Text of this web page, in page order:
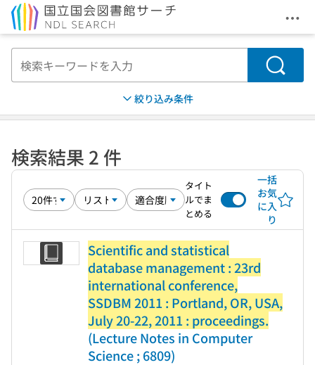
メ
検索
絞り込み条件
検索結果 2 件
タイト
ルでま
とめる
一括
お気
に入
り
Scientific and statistical
database management : 23rd
international conference,
SSDBM 2011 : Portland, OR, USA,
July 20-22, 2011 : proceedings.
(Lecture Notes in Computer
Science ; 6809)